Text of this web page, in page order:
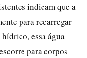
indicam que a
para recarregar
essa água
para corpos